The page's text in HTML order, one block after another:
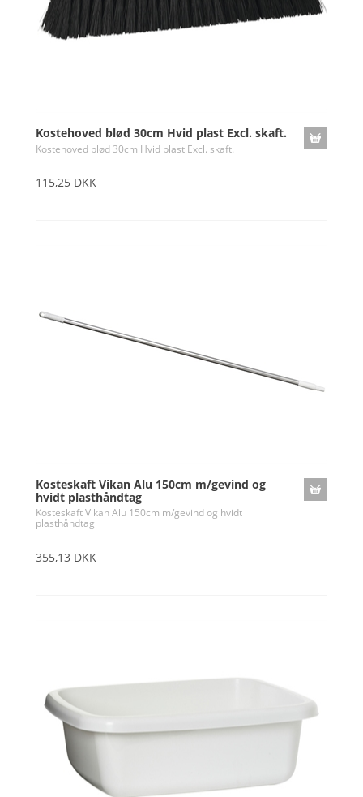
Kostehoved blød 30cm Hvid plast Excl. skaft.
Kostehoved blød 30cm Hvid plast Excl. skaft.
115,25 DKK
Kosteskaft Vikan Alu 150cm m/gevind og
hvidt plasthåndtag
Kosteskaft Vikan Alu 150cm m/gevind og hvidt
plasthåndtag
355,13 DKK